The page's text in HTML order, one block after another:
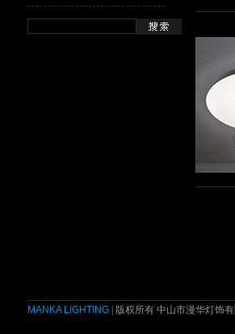
MANKA LIGHTING| 版权所有 中山市漫华灯饰有